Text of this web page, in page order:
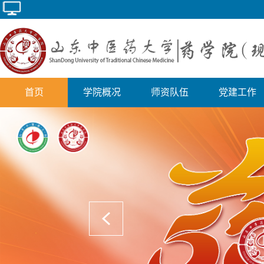
首页 学院概况 师资队伍 党建工作